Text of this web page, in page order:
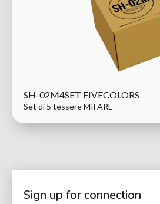
SH-02M4SET FIVECOLORS
Set di 5 tessere MIFARE
Sign up for connection